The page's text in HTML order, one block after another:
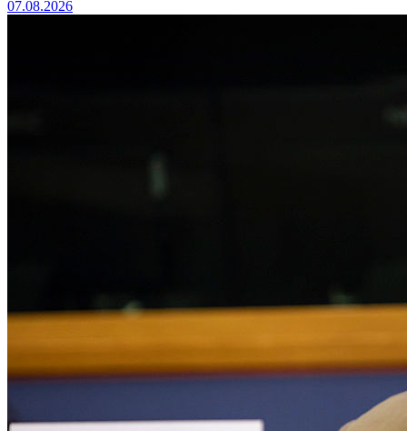
07.08.2026